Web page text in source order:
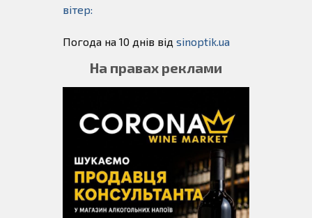
вітер:
Погода на 10 днів від sinoptik.ua
На правах реклами